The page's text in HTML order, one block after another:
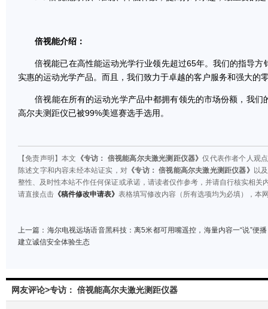
倍视能介绍：
倍视能已在高性能运动光学行业领先超过65年。我们的指导方
实惠的运动光学产品。而且，我们致力于卓越的客户服务和强大的
倍视能在所有的运动光学产品中都拥有领先的市场份额，我们
高尔夫测距仪已被99%美巡赛选手选用。
【免责声明】本文 《专访： 倍视能高尔夫激光测距仪器》仅代表作者个人观
陈述文字和内容未经本站证实，对 《专访： 倍视能高尔夫激光测距仪器》 以
整性、及时性本站不作任何保证或承诺，请读者仅作参考，并请自行核实相关
请直接点击 《稿件修改申请表》 表格填写修改内容（所有选项均为必填），本
上一篇： 海尔电视远场语音黑科技：离5米都可用嘴遥控，海量内容一“说”便播
建立诚信安全体验生态
网友评论>专访： 倍视能高尔夫激光测距仪器